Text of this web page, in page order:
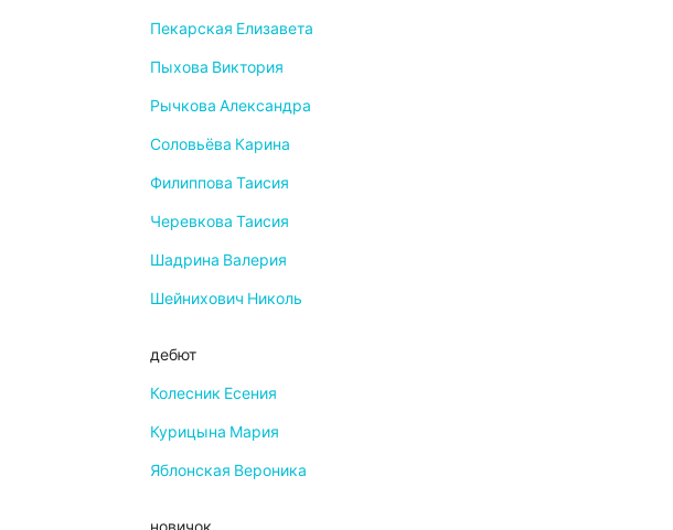
Пекарская Елизавета
Пыхова Виктория
Рычкова Александра
Соловьёва Карина
Филиппова Таисия
Черевкова Таисия
Шадрина Валерия
Шейнихович Николь
дебют
Колесник Есения
Курицына Мария
Яблонская Вероника